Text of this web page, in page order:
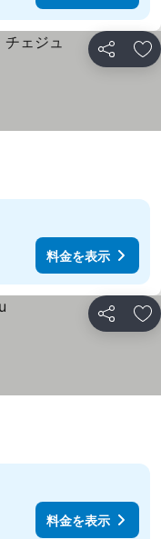
シェア お
料金を表示
シェア お
料金を表示